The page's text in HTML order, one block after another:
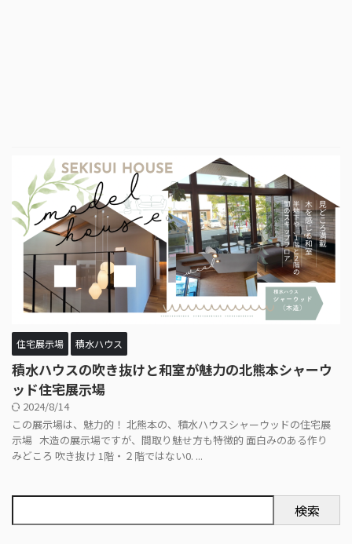
住宅展示場 積水ハウス
積水ハウスの吹き抜けと和室が魅力の北熊本シャーウ
ッド住宅展示場
2024/8/14
この展示場は、魅力的！ 北熊本の、積水ハウスシャーウッドの住宅展
示場 木造の展示場ですが、間取り魅せ方も特徴的 面白みのある作り
みどころ 吹き抜け 1階・２階ではない0. ...
検索